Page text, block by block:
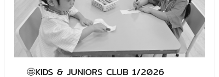
🤩KIDS & JUNIORS CLUB 1/2026